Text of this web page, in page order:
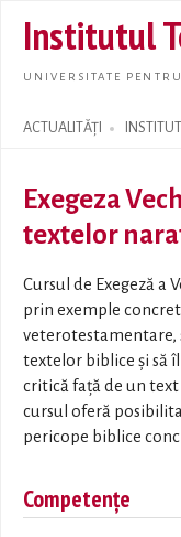
Institutul
UNIVERSITATE
ACTUALITĂȚI INSTITUT
Search form
Exegeza
textelor
Cursul de Exegeză a
prin exemple
textelor biblice și să
critică față de un
cursul oferă
pericope biblice
Competențe